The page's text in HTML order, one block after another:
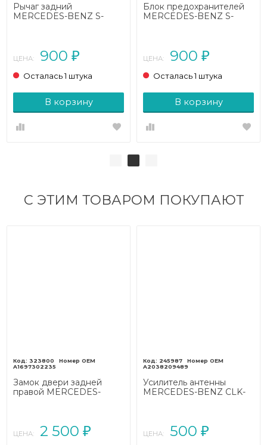
Рычаг задний
MERCEDES-BENZ S-
ЦЕНА: 900 ₽
Осталась 1 штука
В корзину
Блок предохранителей
MERCEDES-BENZ S-
ЦЕНА: 900 ₽
Осталась 1 штука
В корзину
С ЭТИМ ТОВАРОМ ПОКУПАЮТ
323800
A1697302235
Замок двери задней
правой MERCEDES-
ЦЕНА: 2 500 ₽
245987
A2038209489
Усилитель антенны
MERCEDES-BENZ CLK-
ЦЕНА: 500 ₽